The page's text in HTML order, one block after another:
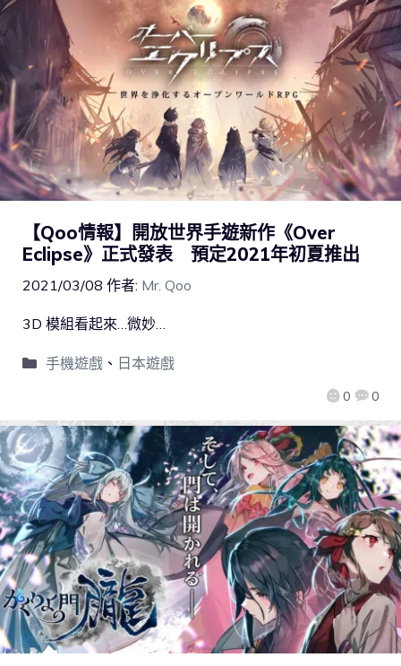
【Qoo情報】開放世界手遊新作《Over
Eclipse》正式發表 預定2021年初夏推出
2021/03/08 作者: Mr. Qoo
0 0
3D 模組看起來…微妙…
手機遊戲、 日本遊戲